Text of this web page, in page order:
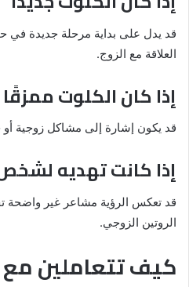
قد يدل على بداية مرحلة جديدة في
العلاقة مع الزوج.
إذا كان الكلوت
قد يكون إشارة إلى مشاكل زوجية
إذا كانت تهديه
قد تعكس الرؤية مشاعر غير
الروتين الزوجي.
كيف تتعاملين مع